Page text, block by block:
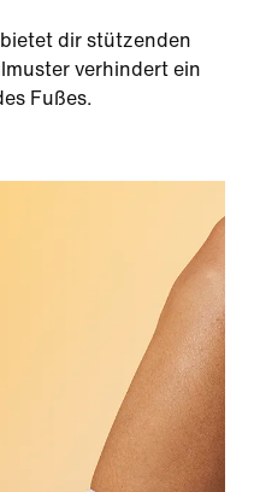
dir stützenden
verhindert ein
Fußes.